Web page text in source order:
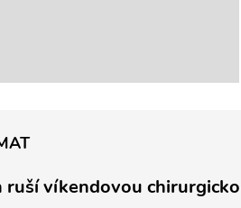
ruší víkendovou